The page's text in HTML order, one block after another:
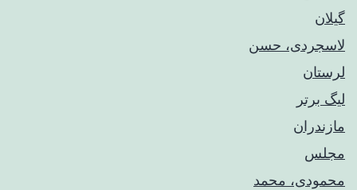
گیلان
لاسجردی، حسن
لرستان
لیگ برتر
مازندران
مجلس
محمودی، محمد